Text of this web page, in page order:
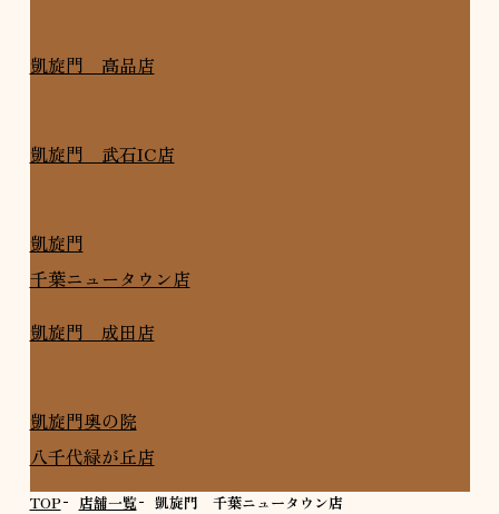
凱旋門 高品店
凱旋門 武石IC店
凱旋門
千葉ニュータウン店
凱旋門 成田店
凱旋門奥の院
八千代緑が丘店
TOP 店舗一覧 凱旋門 千葉ニュータウン店